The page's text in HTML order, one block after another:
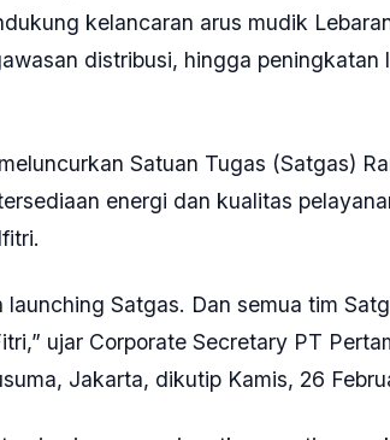
kelancaran arus mudik
distribusi, hingga peningkatan
Satuan Tugas (Satgas)
energi dan kualitas
Satgas. Dan semua tim
ujar Corporate Secretary PT
Jakarta, dikutip Kamis, 26